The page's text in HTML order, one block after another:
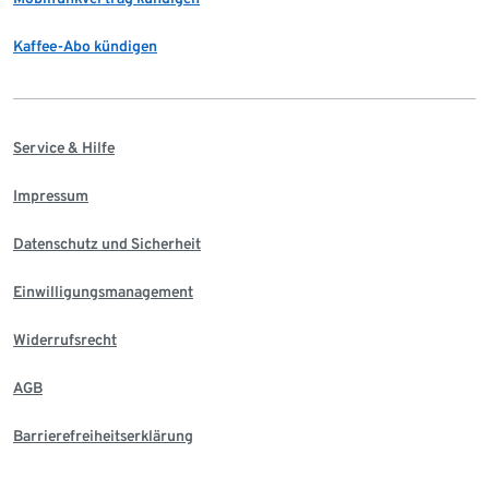
Kaffee-Abo kündigen
Service & Hilfe
Impressum
Datenschutz und Sicherheit
Einwilligungsmanagement
Widerrufsrecht
AGB
Barrierefreiheitserklärung